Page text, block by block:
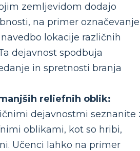
zemljevidom dodajo
na primer označevanje
lokacije različnih
dejavnost spodbuja
in spretnosti branja
reliefnih oblik:
dejavnostmi seznanite
oblikami, kot so hribi,
Učenci lahko na primer